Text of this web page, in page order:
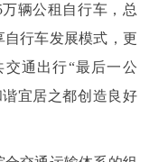
辆公租自行车，总
行车发展模式，更
通出行“最后一公
宜居之都创造良好